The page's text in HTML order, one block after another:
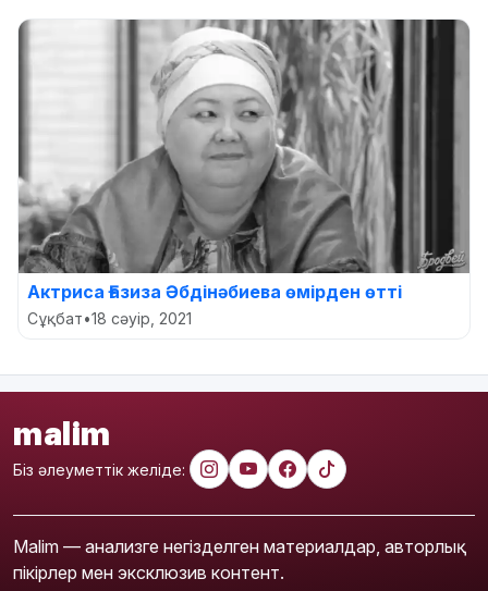
Актриса Ғазиза Әбдінәбиева өмірден өтті
Сұқбат•18 сәуір, 2021
malim
Біз әлеуметтік желіде:
Malim — анализге негізделген материалдар, авторлық
пікірлер мен эксклюзив контент.